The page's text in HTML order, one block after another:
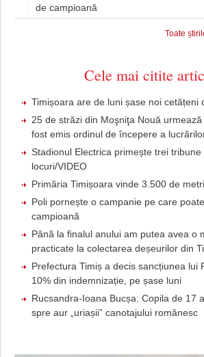
de campioană
Toate
Cele mai citite
Timișoara are de luni șase noi cetățeni
25 de străzi din Moşniţa Nouă
fost emis ordinul de începere a
Stadionul Electrica primește trei
locuri/VIDEO
Primăria Timișoara vinde 3.500 de
Poli pornește o campanie pe care
campioană
Până la finalul anului am putea avea o
practicate la colectarea deșeurilor din
Prefectura Timiș a decis sancțiunea lui
10% din indemnizație, pe șase luni
Rucsandra-Ioana Bucșa: Copila de 17
spre aur „uriașii” canotajului românesc